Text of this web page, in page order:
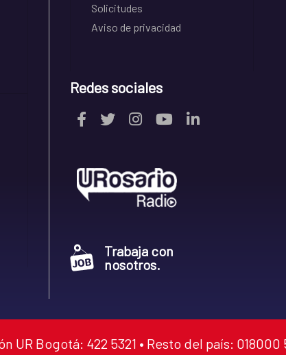
Solicitudes
Aviso de privacidad
Redes sociales
Trabaja con
nosotros.
UR Bogotá: 422 5321 • Resto del país: 018000